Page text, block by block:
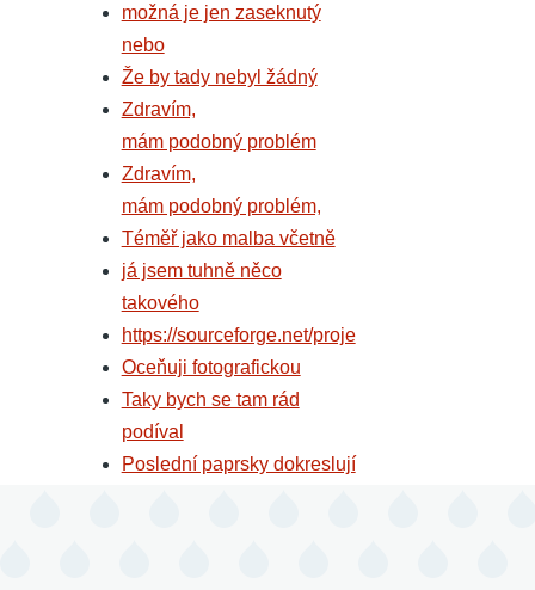
možná je jen zaseknutý
nebo
Že by tady nebyl žádný
Zdravím,
mám podobný problém
Zdravím,
mám podobný problém,
Téměř jako malba včetně
já jsem tuhně něco
takového
https://sourceforge.net/proje
Oceňuji fotografickou
Taky bych se tam rád
podíval
Poslední paprsky dokreslují